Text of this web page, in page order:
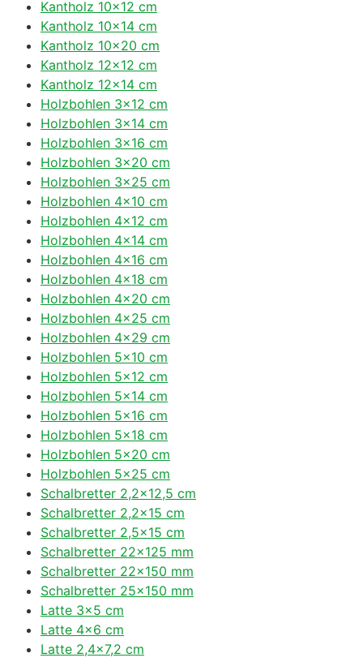
Kantholz 10×12 cm
Kantholz 10×14 cm
Kantholz 10×20 cm
Kantholz 12×12 cm
Kantholz 12×14 cm
Holzbohlen 3×12 cm
Holzbohlen 3×14 cm
Holzbohlen 3×16 cm
Holzbohlen 3×20 cm
Holzbohlen 3×25 cm
Holzbohlen 4×10 cm
Holzbohlen 4×12 cm
Holzbohlen 4×14 cm
Holzbohlen 4×16 cm
Holzbohlen 4×18 cm
Holzbohlen 4×20 cm
Holzbohlen 4×25 cm
Holzbohlen 4×29 cm
Holzbohlen 5×10 cm
Holzbohlen 5×12 cm
Holzbohlen 5×14 cm
Holzbohlen 5×16 cm
Holzbohlen 5×18 cm
Holzbohlen 5×20 cm
Holzbohlen 5×25 cm
Schalbretter 2,2×12,5 cm
Schalbretter 2,2×15 cm
Schalbretter 2,5×15 cm
Schalbretter 22×125 mm
Schalbretter 22×150 mm
Schalbretter 25×150 mm
Latte 3×5 cm
Latte 4×6 cm
Latte 2,4×7,2 cm